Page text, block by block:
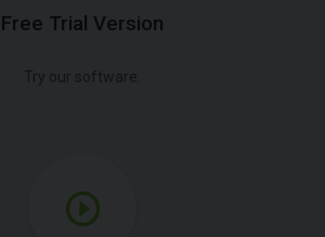
Free Trial Version